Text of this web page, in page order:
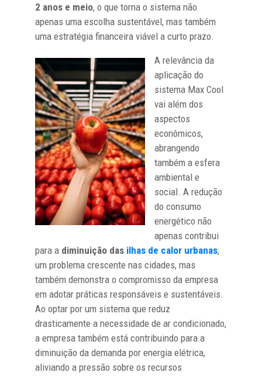
2 anos e meio, o que torna o sistema não
apenas uma escolha sustentável, mas também
uma estratégia financeira viável a curto prazo.
A relevância da
aplicação do
sistema Max Cool
vai além dos
aspectos
econômicos,
abrangendo
também a esfera
ambiental e
social. A redução
do consumo
energético não
apenas contribui
para a diminuição das ilhas de calor urbanas,
um problema crescente nas cidades, mas
também demonstra o compromisso da empresa
em adotar práticas responsáveis e sustentáveis.
Ao optar por um sistema que reduz
drasticamente a necessidade de ar condicionado,
a empresa também está contribuindo para a
diminuição da demanda por energia elétrica,
aliviando a pressão sobre os recursos